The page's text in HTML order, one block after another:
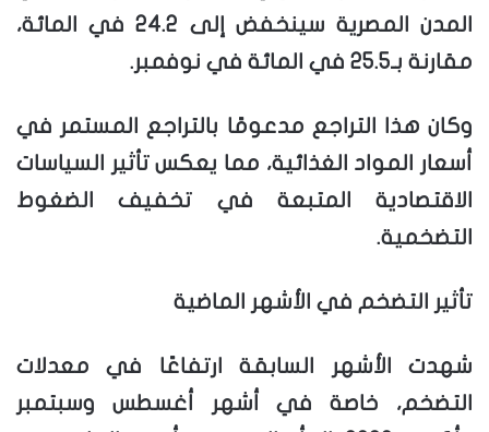
المدن المصرية سينخفض إلى 24.2 في المائة،
مقارنة بـ25.5 في المائة في نوفمبر.
وكان هذا التراجع مدعومًا بالتراجع المستمر في
أسعار المواد الغذائية، مما يعكس تأثير السياسات
الاقتصادية المتبعة في تخفيف الضغوط
التضخمية.
تأثير التضخم في الأشهر الماضية
شهدت الأشهر السابقة ارتفاعًا في معدلات
التضخم، خاصة في أشهر أغسطس وسبتمبر